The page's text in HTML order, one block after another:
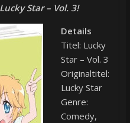
Star – Vol. 3!
Details
Titel: Lucky
Star – Vol. 3
Originaltitel:
Lucky Star
Genre:
Comedy,